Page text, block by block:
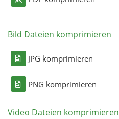
Bild Dateien komprimieren
JPG komprimieren
PNG komprimieren
Video Dateien komprimieren